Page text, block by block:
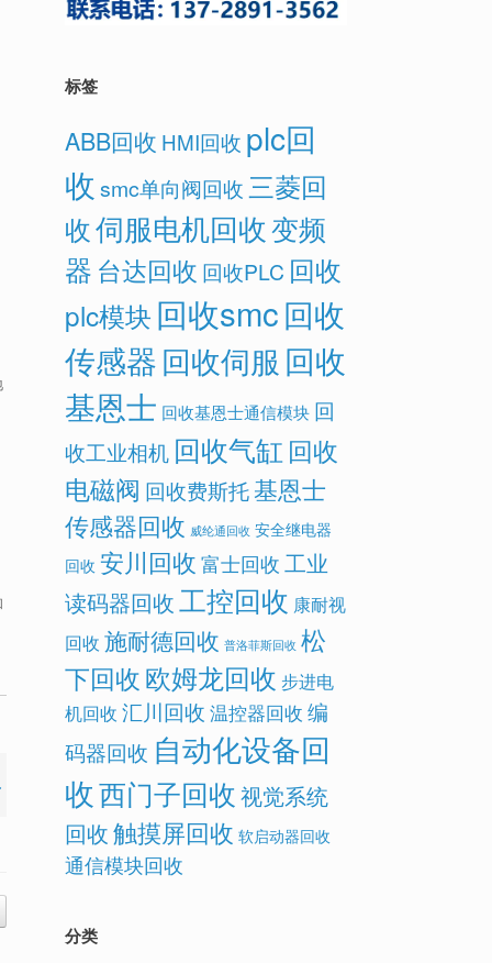
标签
ABB回收 HMI回收 plc回
收 smc单向阀回收三菱回
收伺服电机回收变频
器 台达回收 回收PLC 回收
plc模块 回收smc回收
传感器回收伺服 回收
基恩士 回收基恩士通信模块 回
收工业相机 回收气缸 回收
电磁阀 回收费斯托基恩士
传感器回收 威纶通回收 安全继电器
回收 安川回收 富士回收 工业
读码器回收工控回收 康耐视
回收 施耐德回收 普洛菲斯回收 松
下回收欧姆龙回收 步进电
机回收 汇川回收 温控器回收 编
码器回收 自动化设备回
收西门子回收视觉系统
回收触摸屏回收 软启动器回收
通信模块回收
分类